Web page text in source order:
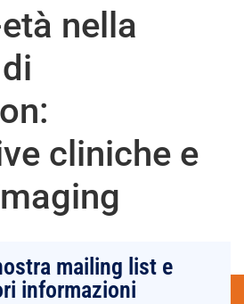
nella
cliniche e
mailing list e
informazioni